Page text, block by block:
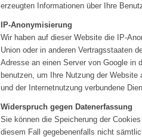
erzeugten Informationen über Ihre
IP-Anonymisierung
Wir haben auf dieser Website die IP-
Union oder in anderen Vertragsstaaten
Adresse an einen Server von Google in
benutzen, um Ihre Nutzung der
und der Internetnutzung verbundene
Widerspruch gegen Datenerfassung
Sie können die Speicherung der
diesem Fall gegebenenfalls nicht